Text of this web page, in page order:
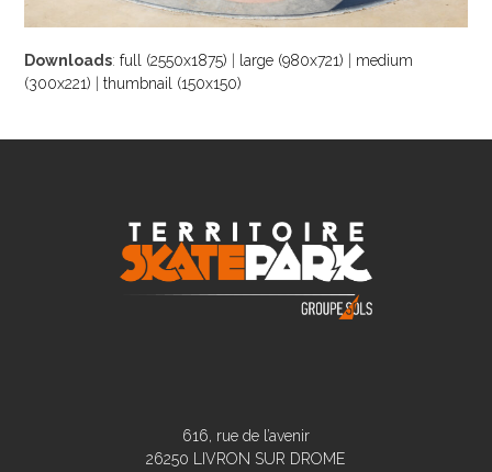
Downloads:full (2550x1875) | large (980x721) | medium
(300x221) |thumbnail (150x150)
616, rue de l’avenir
26250 LIVRON SUR DROME